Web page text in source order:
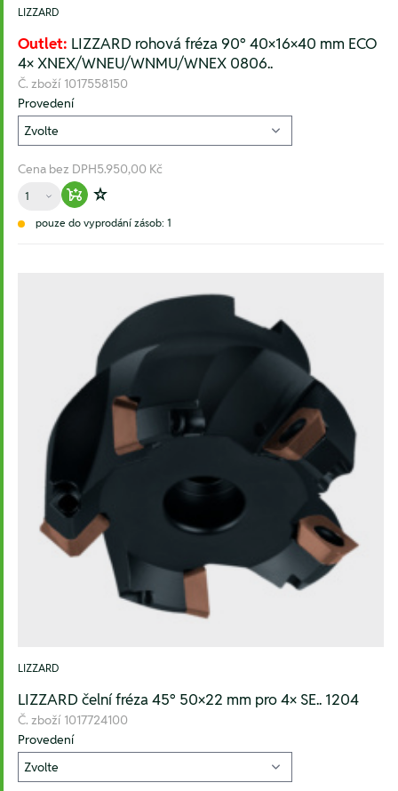
LIZZARD
Outlet: LIZZARD rohová fréza 90° 40×16×40 mm ECO
4× XNEX/WNEU/WNMU/WNEX 0806..
Č. zboží 1017558150
Provedení
Cena bez DPH5.950,00 Kč
Množství
Warenkorb hinzufügen
Zur Wunschliste hinzufügen
pouze do vyprodání zásob: 1
LIZZARD
LIZZARD čelní fréza 45° 50×22 mm pro 4× SE.. 1204
Č. zboží 1017724100
Provedení